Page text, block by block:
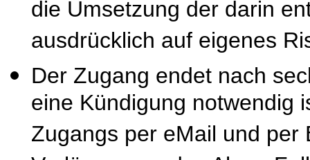
die Umsetzung der darin
ausdrücklich auf eigenes
Der Zugang endet nach
eine Kündigung notwendig
Zugangs per eMail und per